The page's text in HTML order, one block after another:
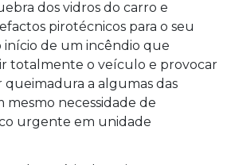
dos vidros do carro e
pirotécnicos para o seu
início de um incêndio que
totalmente o veículo e provocar
queimadura a algumas das
mesmo necessidade de
urgente em unidade